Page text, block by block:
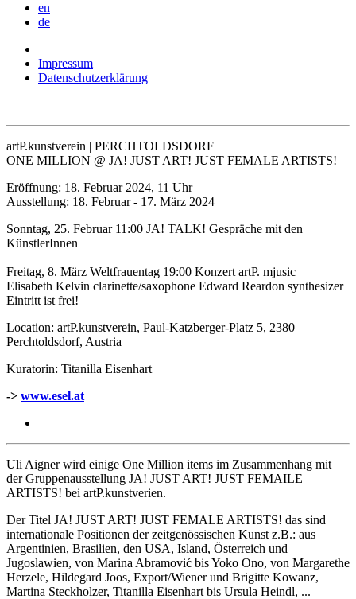
en
de
Impressum
Datenschutzerklärung
artP.kunstverein | PERCHTOLDSDORF
ONE MILLION @ JA! JUST ART! JUST FEMALE ARTISTS!
Eröffnung: 18. Februar 2024, 11 Uhr
Ausstellung: 18. Februar - 17. März 2024
Sonntag, 25. Februar 11:00 JA! TALK! Gespräche mit den
KünstlerInnen
Freitag, 8. März Weltfrauentag 19:00 Konzert artP. mjusic
Elisabeth Kelvin clarinette/saxophone Edward Reardon synthesizer
Eintritt ist frei!
Location: artP.kunstverein, Paul-Katzberger-Platz 5, 2380
Perchtoldsdorf, Austria
Kuratorin: Titanilla Eisenhart
-> www.esel.at
Uli Aigner wird einige One Million items im Zusammenhang mit
der Gruppenausstellung JA! JUST ART! JUST FEMAILE
ARTISTS! bei artP.kunstverien.
Der Titel JA! JUST ART! JUST FEMALE ARTISTS! das sind
internationale Positionen der zeitgenössischen Kunst z.B.: aus
Argentinien, Brasilien, den USA, Island, Österreich und
Jugoslawien, von Marina Abramović bis Yoko Ono, von Margarethe
Herzele, Hildegard Joos, Export/Wiener und Brigitte Kowanz,
Martina Steckholzer, Titanilla Eisenhart bis Ursula Heindl, ...